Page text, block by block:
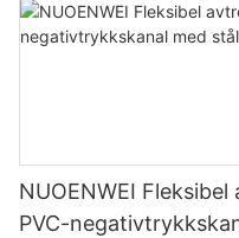
NUOENWEI
PVC-